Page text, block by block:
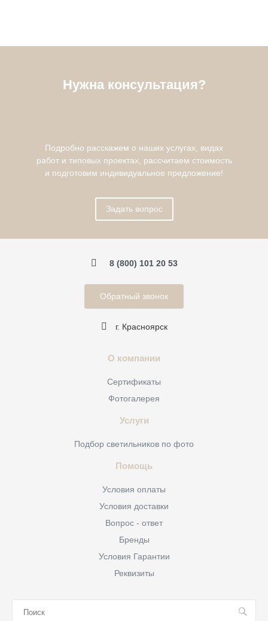
Нужна консультация?
Подробно расскажем о наших услугах, видах
работ и типовых проектах, рассчитаем стоимость
и подготовим индивидуальное предложение!
Задать вопрос
8 (800) 101 20 53
Обратный звонок
г. Красноярск
О компании
Сертификаты
Фотогалерея
Услуги
Подбор светильников по фото
Помощь
Условия оплаты
Условия доставки
Вопрос - ответ
Бренды
Условия Гарантии
Реквизиты